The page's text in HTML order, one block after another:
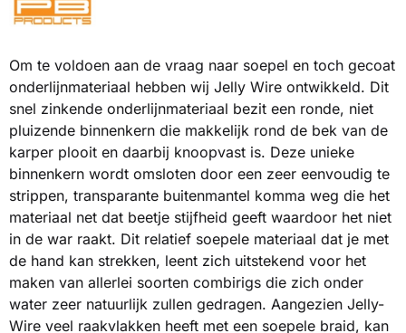
Om te voldoen aan de vraag naar soepel en toch gecoat
onderlijnmateriaal hebben wij Jelly Wire ontwikkeld. Dit
snel zinkende onderlijnmateriaal bezit een ronde, niet
pluizende binnenkern die makkelijk rond de bek van de
karper plooit en daarbij knoopvast is. Deze unieke
binnenkern wordt omsloten door een zeer eenvoudig te
strippen, transparante buitenmantel komma weg die het
materiaal net dat beetje stijfheid geeft waardoor het niet
in de war raakt. Dit relatief soepele materiaal dat je met
de hand kan strekken, leent zich uitstekend voor het
maken van allerlei soorten combirigs die zich onder
water zeer natuurlijk zullen gedragen. Aangezien Jelly-
Wire veel raakvlakken heeft met een soepele braid, kan